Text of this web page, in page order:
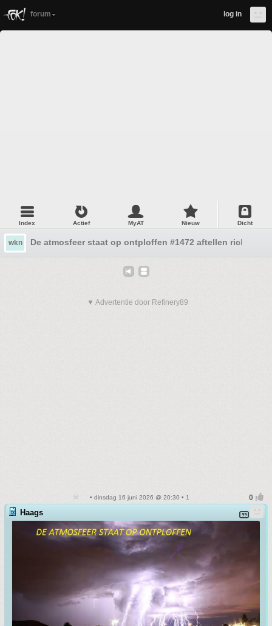
forum log in
Index Actief MyAT Nieuw Dicht
wkn De atmosfeer staat op ontploffen #1472 aftellen richting
▼ Advertentie door Refinery89
• dinsdag 16 juni 2026 @ 20:30 • 1
Haags